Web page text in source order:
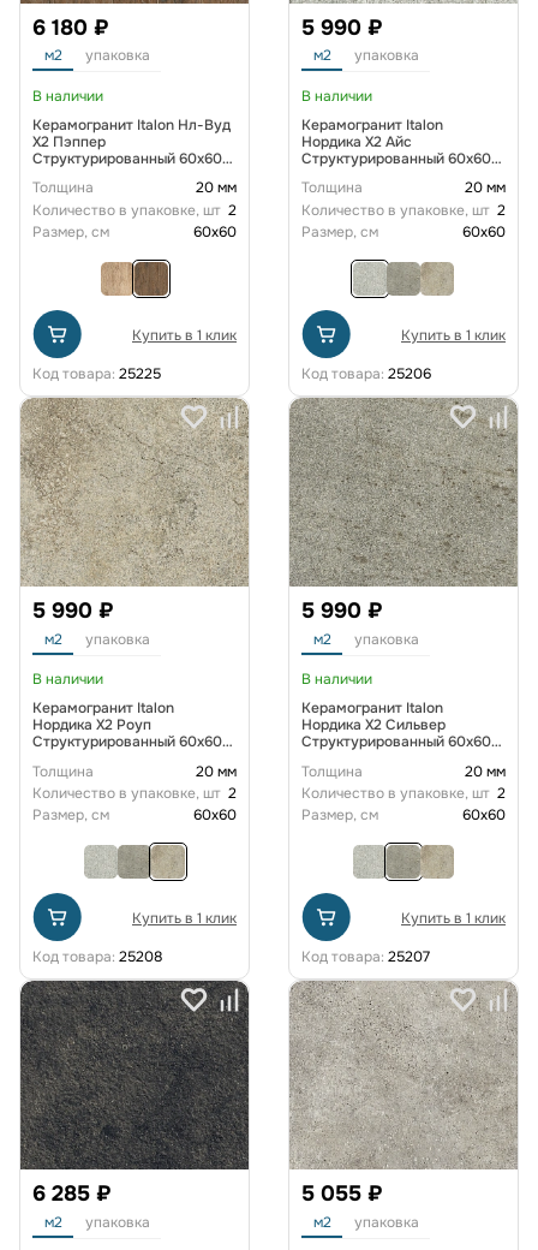
6 180 ₽
м2 упаковка
В наличии
Керамогранит Italon Нл-Вуд
X2 Пэппер
Структурированный 60x60
Толщина
20 мм
Количество в упаковке, шт 2
Размер, см
60x60
Купить в 1 клик
Код товара: 25225
5 990 ₽
м2 упаковка
В наличии
Керамогранит Italon
Нордика X2 Айс
Структурированный 60x60
Толщина
20 мм
Количество в упаковке, шт 2
Размер, см
60x60
Купить в 1 клик
Код товара: 25206
5 990 ₽
м2 упаковка
В наличии
Керамогранит Italon
Нордика X2 Роуп
Структурированный 60x60
Толщина
20 мм
Количество в упаковке, шт 2
Размер, см
60x60
Купить в 1 клик
Код товара: 25208
5 990 ₽
м2 упаковка
В наличии
Керамогранит Italon
Нордика X2 Сильвер
Структурированный 60x60
Толщина
20 мм
Количество в упаковке, шт 2
Размер, см
60x60
Купить в 1 клик
Код товара: 25207
6 285 ₽
м2 упаковка
5 055 ₽
м2 упаковка